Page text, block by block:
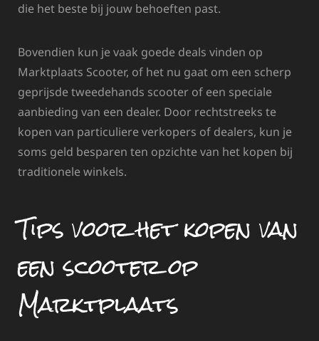
die het beste bij jouw behoeften past.
Bovendien kun je vaak goede deals vinden op
Marktplaats Scooter, of het nu gaat om een scherp
geprijsde tweedehands scooter of een speciale
aanbieding van een dealer. Door rechtstreeks te
kopen van particuliere verkopers of dealers, kun je
soms geld besparen ten opzichte van het kopen bij
traditionele winkels.
Tips voor het kopen van
een scooter op
Marktplaats